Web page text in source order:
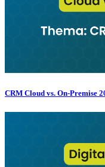
CRM Cloud vs. On-Premise